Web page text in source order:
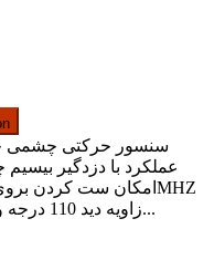
سنسور حرکتی چشمی
عملکرد با دزدگیر
موجود در بازار طول دید 9M زاویه دید 110 درجه ولتاژکاری...